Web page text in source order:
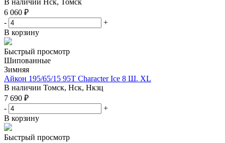
6 060 ₽
-
+
В корзину
Быстрый просмотр
Шипованные
Зимняя
Айкон 195/65/15 95T Character Ice 8 Ш. XL
В наличии Томск, Нск, Нкзц
7 690 ₽
-
+
В корзину
Быстрый просмотр